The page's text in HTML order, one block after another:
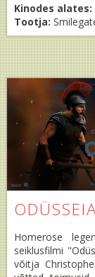
Kinodes alates:
Tootja:
Homerose
seiklusfilmi
võitja